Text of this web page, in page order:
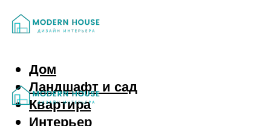
Дом
Ландшафт и сад
Квартира
Интерьер